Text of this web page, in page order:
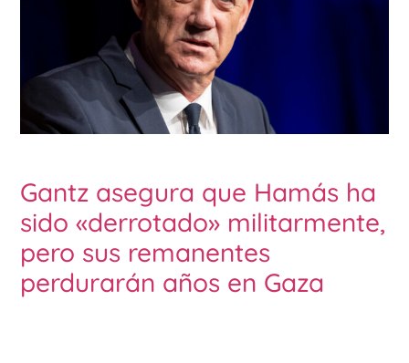
Gantz asegura que Hamás ha
sido «derrotado» militarmente,
pero sus remanentes
perdurarán años en Gaza